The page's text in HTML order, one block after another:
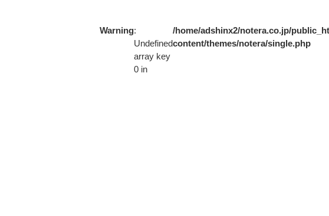
Warning:
Undefined
array key
0 in
/home/adshinx2/notera.co.jp/
content/themes/notera/single.php